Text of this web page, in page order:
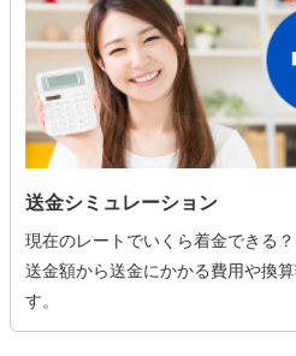
送金シミュレーション
現在のレートでいくら着金できる？
送金額から送金にかかる費用や換
す。